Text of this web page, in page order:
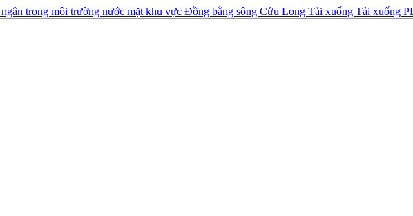
trong môi trường nước mặt khu vực Đồng bằng sông Cửu Long Tải xuống Tải xuống